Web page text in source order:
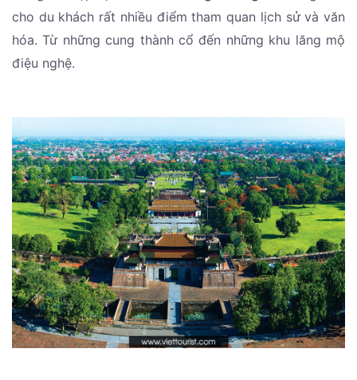
cho du khách rất nhiều điểm tham quan lịch sử và văn
hóa. Từ những cung thành cổ đến những khu lăng mộ
điệu nghệ.